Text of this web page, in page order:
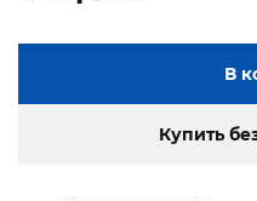
В
Купить